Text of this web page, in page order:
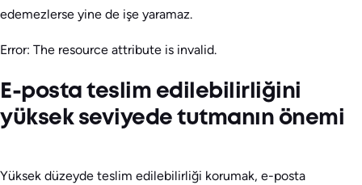
edemezlerse yine de işe yaramaz.
Error: The resource attribute is invalid.
E-posta teslim edilebilirliğini
yüksek seviyede tutmanın önemi
Yüksek düzeyde teslim edilebilirliği korumak, e-posta